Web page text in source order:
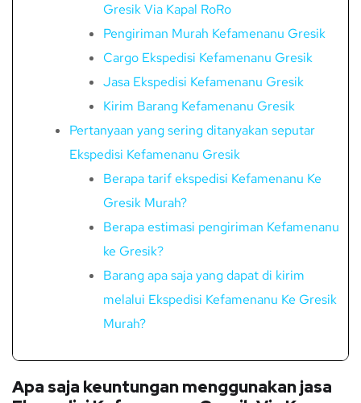
Gresik Via Kapal RoRo
Pengiriman Murah Kefamenanu Gresik
Cargo Ekspedisi Kefamenanu Gresik
Jasa Ekspedisi Kefamenanu Gresik
Kirim Barang Kefamenanu Gresik
Pertanyaan yang sering ditanyakan seputar
Ekspedisi Kefamenanu Gresik
Berapa tarif ekspedisi Kefamenanu Ke
Gresik Murah?
Berapa estimasi pengiriman Kefamenanu
ke Gresik?
Barang apa saja yang dapat di kirim
melalui Ekspedisi Kefamenanu Ke Gresik
Murah?
Apa saja keuntungan menggunakan jasa